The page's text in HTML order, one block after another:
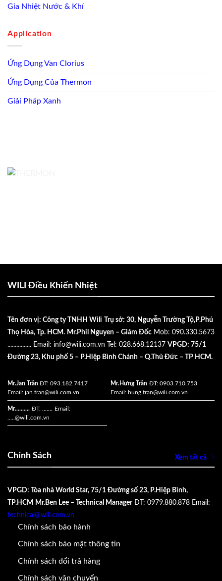
Gia Nhiệt Nước & Khí
Application
Ứng Dụng Van Clorius
Ứng Dụng Của Thermon
Giải Pháp Xanh
WILI Điều Khiển Nhiệt
Tên đơn vị: Công ty TNHH Wili
Trụ sở: 30, Nguyễn Trường Tộ,P.Phú
Thọ Hòa, Tp. HCM. Mr.Phil Nguyen – Giám Đốc Mob: 090.330.5673
................ Email: info@wili.com.vn Tel: 028.668.12137 VPGD: 75/1
Đường 23, Khu phố 5 – P.Hiệp Bình Chánh – Q.Thủ Đức – TP HCM.
Mr.Jan Trần ĐT: 093.182.7417
Email: jan.tran@wili.com.vn
Mr.Hưng Trần ĐT: 0903.710.753
Email: hung.tran@wili.com.vn
Mr.......... ĐT: ....... Email:
.....@wili.com.vn
Chính Sách Xem tất cả
VPGD: Tòa nhà World Star, 75/1 Đường số 23, P.Hiệp Bình,
TP.HCM Mr.Ben Lee – Technical Manager ĐT: 0979.880.878 Email:
technical@wili.com.vn
Chính sách bảo hành
Chính sách bảo mật thông tin
Chính sách đổi trả hàng
Chính sách vận chuyển